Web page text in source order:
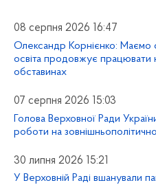
08 серпня 2026 16:47
Олександр Корнієнко: Маємо
освіта продовжує працювати
обставинах
07 серпня 2026 15:03
Голова Верховної Ради
роботи на
30 липня 2026 15:21
У Верховній Раді вшанували